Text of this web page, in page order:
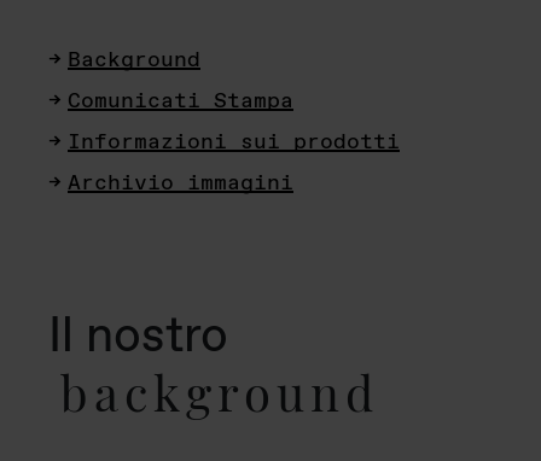
Background
Comunicati Stampa
Informazioni sui prodotti
Archivio immagini
Il nostro
background